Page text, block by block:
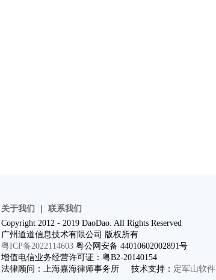
关于我们
联系我们
Copyright 2012 - 2019 DaoDao. All Rights Reserved
广州道道信息技术有限公司 版权所有
粤ICP备2022114603 粤公网安备 44010602002891号
增值电信业务经营许可证：粤B2-20140154
法律顾问：上海嘉海律师事务所 技术支持： 定军山软件